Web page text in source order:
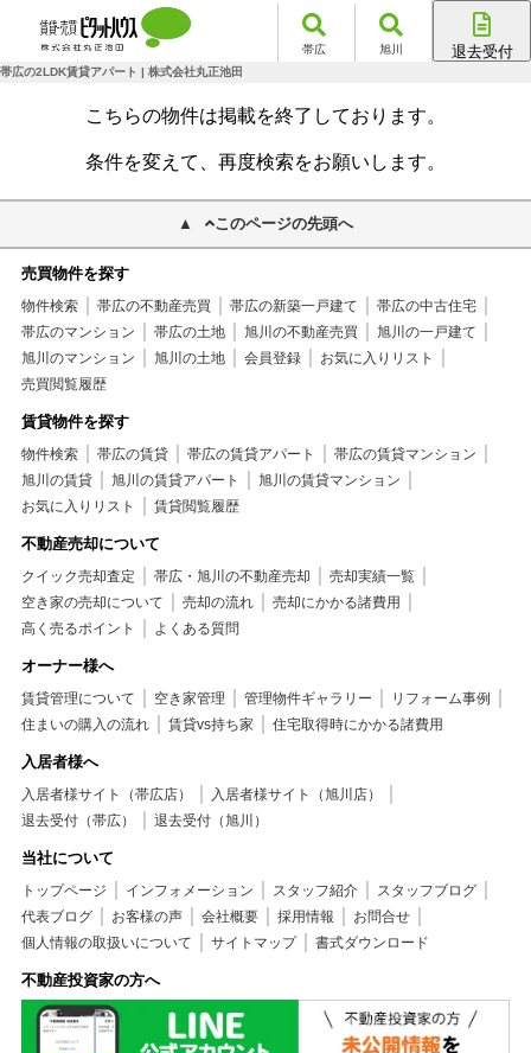
帯広 旭川 退去受付
帯広の2LDK賃貸アパート | 株式会社丸正池田
こちらの物件は掲載を終了しております。
条件を変えて、再度検索をお願いします。
このページの先頭へ
売買物件を探す
物件検索 帯広の不動産売買 帯広の新築一戸建て
帯広の中古住宅
帯広のマンション
帯広の土地 旭川の不動産売買
旭川の一戸建て
旭川のマンション
旭川の土地 会員登録
お気に入りリスト
売買閲覧履歴
賃貸物件を探す
物件検索 帯広の賃貸 帯広の賃貸アパート
帯広の賃貸マンション
旭川の賃貸
旭川の賃貸アパート
旭川の賃貸マンション
お気に入りリスト
賃貸閲覧履歴
不動産売却について
クイック売却査定 帯広・旭川の不動産売却
売却実績一覧
空き家の売却について
売却の流れ
売却にかかる諸費用
高く売るポイント
よくある質問
オーナー様へ
賃貸管理について 空き家管理 管理物件ギャラリー
リフォーム事例
住まいの購入の流れ
賃貸vs持ち家 住宅取得時にかかる諸費用
入居者様へ
入居者様サイト（帯広店）
入居者様サイト（旭川店）
退去受付（帯広）
退去受付（旭川）
当社について
トップページ インフォメーション スタッフ紹介
スタッフブログ
代表ブログ
お客様の声 会社概要 採用情報
お問合せ
個人情報の取扱いについて
サイトマップ 書式ダウンロード
不動産投資家の方へ